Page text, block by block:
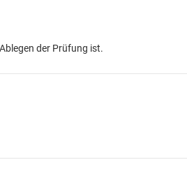
der Prüfung ist.